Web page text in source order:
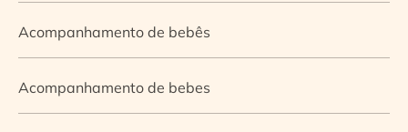
Acompanhamento de bebês
Acompanhamento de bebes